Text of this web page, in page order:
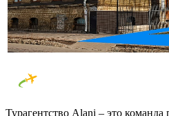
Турагентство Alani – это